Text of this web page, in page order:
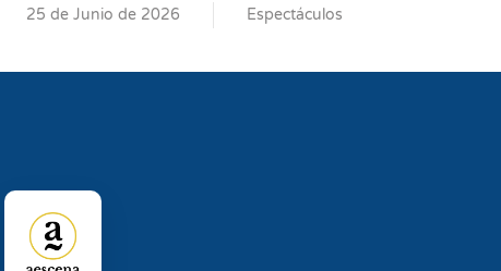
25 de Junio de 2026 Espectáculos